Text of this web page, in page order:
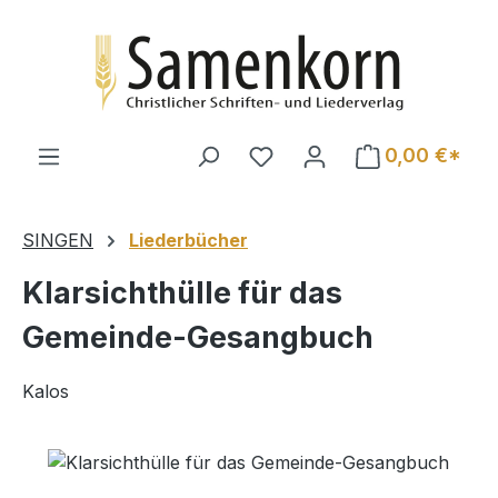
0,00 €*
SINGEN Liederbücher
Klarsichthülle für das
Gemeinde-Gesangbuch
Kalos
Bildergalerie überspringen